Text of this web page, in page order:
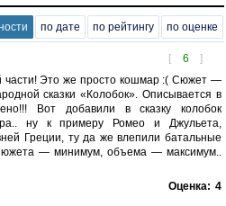
по дате по рейтингу по оценке
[ 6 ]
части! Это же просто кошмар :( Сюжет —
сказки «Колобок». Описывается в
Вот добавили в сказку колобок
ну к примеру Ромео и Джульета,
Греции, ту да же влепили батальные
— минимум, объема — максимум..
Оценка: 4